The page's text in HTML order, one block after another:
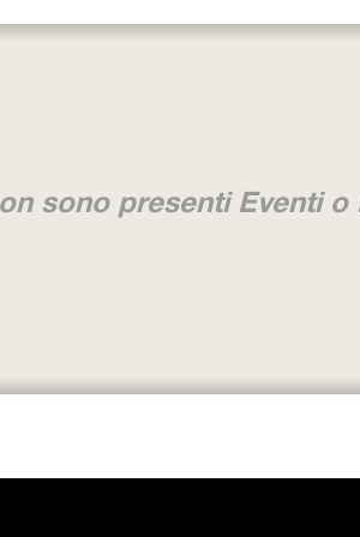
sono presenti Eventi